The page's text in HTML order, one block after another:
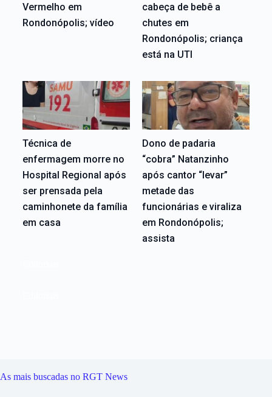
Vermelho em
Rondonópolis; vídeo
cabeça de bebê a
chutes em
Rondonópolis; criança
está na UTI
Técnica de
enfermagem morre no
Hospital Regional após
ser prensada pela
caminhonete da família
em casa
Dono de padaria
“cobra” Natanzinho
após cantor “levar”
metade das
funcionárias e viraliza
em Rondonópolis;
assista
As mais buscadas no RGT News